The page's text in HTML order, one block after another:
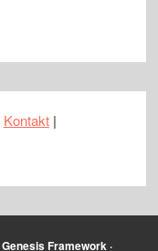
Kontakt|
Genesis Framework·